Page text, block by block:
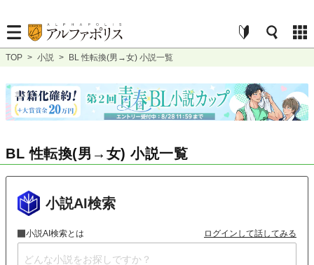
TOP > 小説 > BL 性転換(男→女) 小説一覧
BL 性転換(男→女) 小説一覧
小説AI検索
小説AI検索とは ログインして話してみる